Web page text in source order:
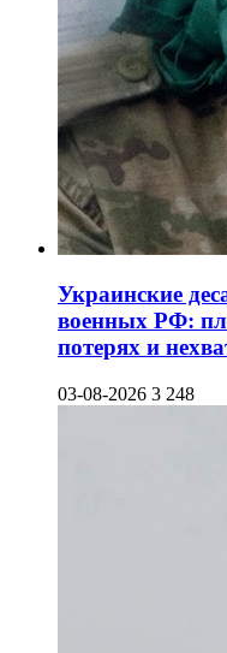
Украинские
военных РФ:
потерях и
03-08-2026 3 248